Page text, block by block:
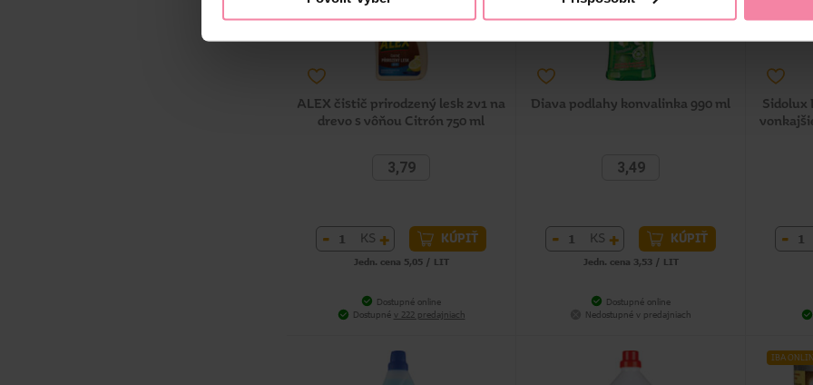
ALEX čistič prirodzený lesk 2v1 na
drevo s vôňou Citrón 750 ml
3,79
- KS + KÚPIŤ
Jedn. cena 5,05 / LIT
Dostupné online
Dostupné v 222 predajniach
Diava podlahy konvalinka 990 ml
3,49
- KS + KÚPIŤ
Jedn. cena 3,53 / LIT
Dostupné online
Nedostupné v predajniach
Sidolux
-
IBA